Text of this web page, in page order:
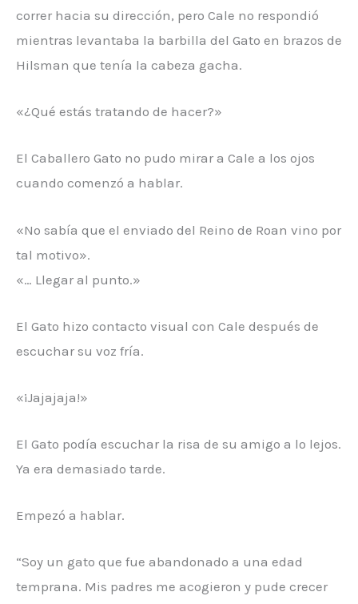
correr hacia su dirección, pero Cale no respondió
mientras levantaba la barbilla del Gato en brazos de
Hilsman que tenía la cabeza gacha.
«¿Qué estás tratando de hacer?»
El Caballero Gato no pudo mirar a Cale a los ojos
cuando comenzó a hablar.
«No sabía que el enviado del Reino de Roan vino por
tal motivo».
«… Llegar al punto.»
El Gato hizo contacto visual con Cale después de
escuchar su voz fría.
«¡Jajajaja!»
El Gato podía escuchar la risa de su amigo a lo lejos.
Ya era demasiado tarde.
Empezó a hablar.
“Soy un gato que fue abandonado a una edad
temprana. Mis padres me acogieron y pude crecer